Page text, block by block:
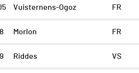
Vuisternens-Ogoz FR
Morlon FR
Riddes VS